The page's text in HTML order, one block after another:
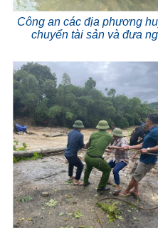
Công an các địa phương
chuyển tài sản và đưa